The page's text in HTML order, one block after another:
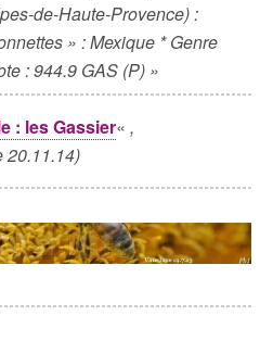
de-Haute-Provence) :
» : Mexique * Genre
: 944.9 GAS (P) »
: les Gassier« ,
20.11.14)